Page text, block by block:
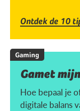
Ontdek de 10
Gaming
Gamet
Hoe bepaal je
digitale balans